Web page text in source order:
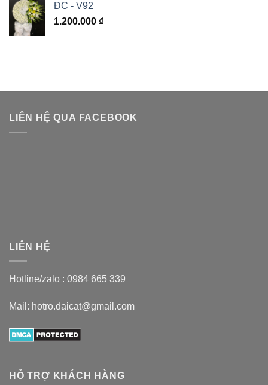
ĐC - V92
1.200.000 ₫
LIÊN HỆ QUA FACEBOOK
LIÊN HỆ
Hotline/zalo : 0984 665 339
Mail: hotro.daicat@gmail.com
HỖ TRỢ KHÁCH HÀNG